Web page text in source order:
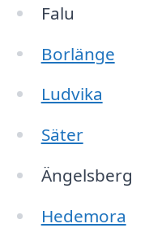
Falu
Borlänge
Ludvika
Säter
Ängelsberg
Hedemora